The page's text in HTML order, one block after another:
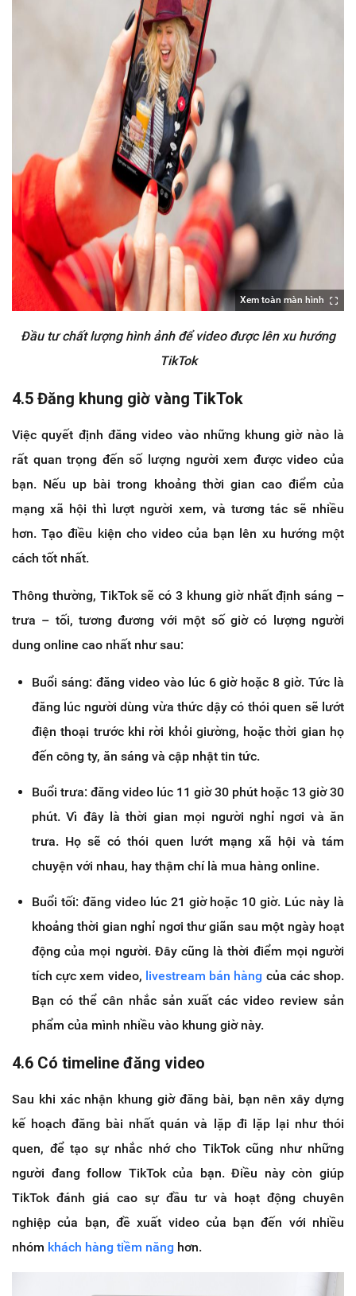
Xem toàn màn hình
Đầu tư chất lượng hình ảnh để video được lên xu hướng
TikTok
4.5 Đăng khung giờ vàng TikTok
Việc quyết định đăng video vào những khung giờ nào là
rất quan trọng đến số lượng người xem được video của
bạn. Nếu up bài trong khoảng thời gian cao điểm của
mạng xã hội thì lượt người xem, và tương tác sẽ nhiều
hơn. Tạo điều kiện cho video của bạn lên xu hướng một
cách tốt nhất.
Thông thường, TikTok sẽ có 3 khung giờ nhất định sáng –
trưa – tối, tương đương với một số giờ có lượng người
dung online cao nhất như sau:
Buổi sáng: đăng video vào lúc 6 giờ hoặc 8 giờ. Tức là
đăng lúc người dùng vừa thức dậy có thói quen sẽ lướt
điện thoại trước khi rời khỏi giường, hoặc thời gian họ
đến công ty, ăn sáng và cập nhật tin tức.
Buổi trưa: đăng video lúc 11 giờ 30 phút hoặc 13 giờ 30
phút. Vì đây là thời gian mọi người nghỉ ngơi và ăn
trưa. Họ sẽ có thói quen lướt mạng xã hội và tám
chuyện với nhau, hay thậm chí là mua hàng online.
Buổi tối: đăng video lúc 21 giờ hoặc 10 giờ. Lúc này là
khoảng thời gian nghỉ ngơi thư giãn sau một ngày hoạt
động của mọi người. Đây cũng là thời điểm mọi người
tích cực xem video, livestream bán hàng của các shop.
Bạn có thể cân nhắc sản xuất các video review sản
phẩm của mình nhiều vào khung giờ này.
4.6 Có timeline đăng video
Sau khi xác nhận khung giờ đăng bài, bạn nên xây dựng
kế hoạch đăng bài nhất quán và lặp đi lặp lại như thói
quen, để tạo sự nhắc nhớ cho TikTok cũng như những
người đang follow TikTok của bạn. Điều này còn giúp
TikTok đánh giá cao sự đầu tư và hoạt động chuyên
nghiệp của bạn, đề xuất video của bạn đến với nhiều
nhóm khách hàng tiềm năng hơn.